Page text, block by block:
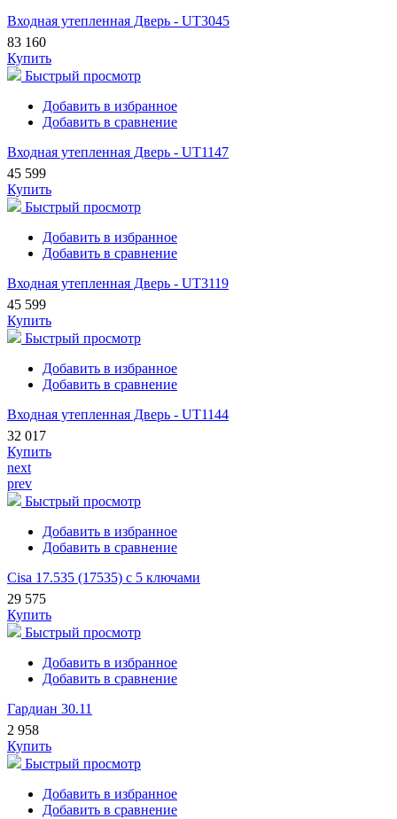
Входная утепленная Дверь - UT3045
83 160
Купить
Быстрый просмотр
Добавить в избранное
Добавить в сравнение
Входная утепленная Дверь - UT1147
45 599
Купить
Быстрый просмотр
Добавить в избранное
Добавить в сравнение
Входная утепленная Дверь - UT3119
45 599
Купить
Быстрый просмотр
Добавить в избранное
Добавить в сравнение
Входная утепленная Дверь - UT1144
32 017
Купить
next
prev
Быстрый просмотр
Добавить в избранное
Добавить в сравнение
Cisa 17.535 (17535) с 5 ключами
29 575
Купить
Быстрый просмотр
Добавить в избранное
Добавить в сравнение
Гардиан 30.11
2 958
Купить
Быстрый просмотр
Добавить в избранное
Добавить в сравнение